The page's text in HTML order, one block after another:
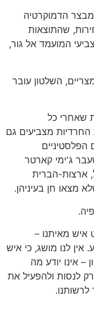
הדמוקרטיה
שהתוצאות
המועמד אל גור,
השלטון עובר
שאחרי כל
מצביעים גם
הפלסטיניים
ג'ימי קארטר
ארצות-הברית
מצאו חן בעיניהן.
איש מאיתנו –
אין לנו מושג, כי איש
– אינו יודע מה
לנסות ולהפעיל את